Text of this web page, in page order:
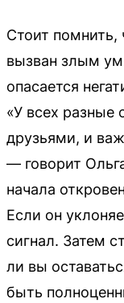
Стоит помнить,
вызван злым
опасается
«У всех разные
друзьями, и
— говорит
начала
Если он
сигнал. Затем
ли вы
быть